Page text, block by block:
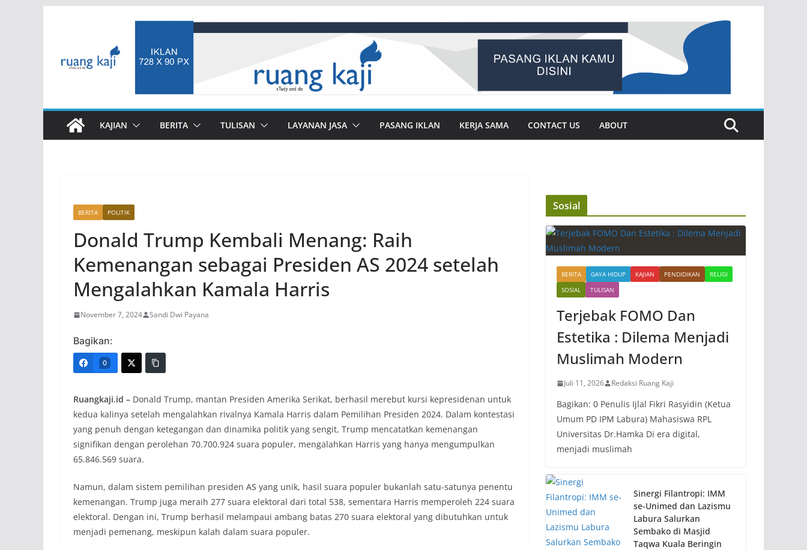
KAJIAN BERITA TULISAN LAYANAN JASA PASANG IKLAN KERJA SAMA CONTACT US ABOUT
BERITA POLITIK
Donald Trump Kembali Menang: Raih
Kemenangan sebagai Presiden AS 2024 setelah
Mengalahkan Kamala Harris
November 7, 2024 Sandi Dwi Payana
Bagikan:
0
Ruangkaji.id – Donald Trump, mantan Presiden Amerika Serikat, berhasil merebut kursi kepresidenan untuk
kedua kalinya setelah mengalahkan rivalnya Kamala Harris dalam Pemilihan Presiden 2024. Dalam kontestasi
yang penuh dengan ketegangan dan dinamika politik yang sengit, Trump mencatatkan kemenangan
signifikan dengan perolehan 70.700.924 suara populer, mengalahkan Harris yang hanya mengumpulkan
65.846.569 suara.
Namun, dalam sistem pemilihan presiden AS yang unik, hasil suara populer bukanlah satu-satunya penentu
kemenangan. Trump juga meraih 277 suara elektoral dari total 538, sementara Harris memperoleh 224 suara
elektoral. Dengan ini, Trump berhasil melampaui ambang batas 270 suara elektoral yang dibutuhkan untuk
menjadi pemenang, meskipun kalah dalam suara populer.
Sosial
BERITA GAYA HIDUP KAJIAN PENDIDIKAN
RELIGI
SOSIAL
TULISAN
Terjebak FOMO Dan
Estetika : Dilema Menjadi
Muslimah Modern
Juli 11, 2026 Redaksi Ruang Kaji
Bagikan: 0 Penulis Ijlal Fikri Rasyidin (Ketua
Umum PD IPM Labura) Mahasiswa RPL
Universitas Dr.Hamka Di era digital,
menjadi muslimah
Sinergi Filantropi: IMM
se-Unimed dan Lazismu
Labura Salurkan
Sembako di Masjid
Taqwa Kuala Beringin